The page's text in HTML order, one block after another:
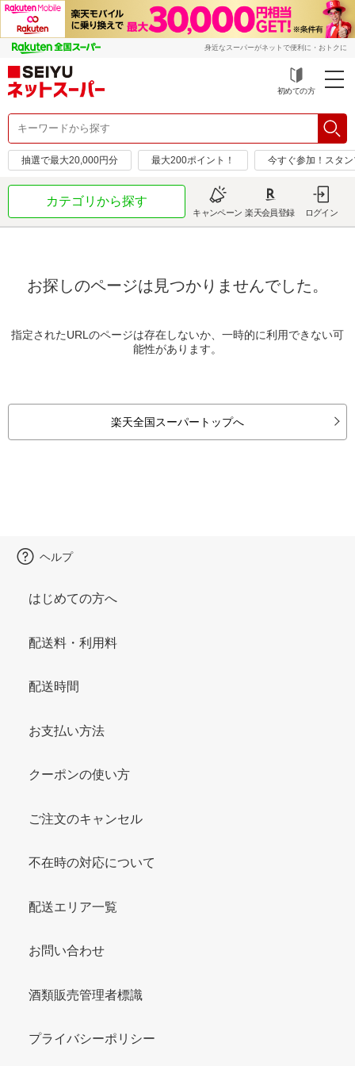
身近なスーパーがネットで便利に・おトクに
初めての方
抽選で最大20,000円分 最大200ポイント！ 今すぐ参加！スタ
カテゴリから探す
キャンペーン 楽天会員登録 ログイン
お探しのページは見つかりませんでした。
指定されたURLのページは存在しないか、一時的に利用できない可
能性があります。
楽天全国スーパートップへ
ヘルプ
はじめての方へ
配送料・利用料
配送時間
お支払い方法
クーポンの使い方
ご注文のキャンセル
不在時の対応について
配送エリア一覧
お問い合わせ
酒類販売管理者標識
プライバシーポリシー